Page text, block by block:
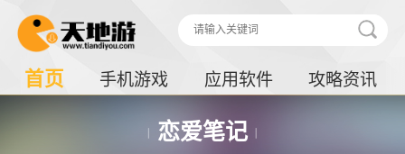
首页 手机游戏 应用软件 攻略资讯
恋爱笔记